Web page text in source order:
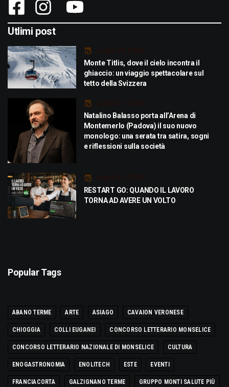
Utlimi post
Luglio 29, 2026
Monte Titlis, dove il cielo incontra il
ghiaccio: un viaggio spettacolare sul
tetto della Svizzera
Luglio 21, 2026
Natalino Balasso porta all’Arena di
Montemerlo (Padova) il suo nuovo
monologo: una serata tra satira, sogni
e riflessioni sulla società
Luglio 21, 2026
RESTART GO: QUANDO IL LAVORO
TORNA AD AVERE UN VOLTO
Popular Tags
ABANO TERME ARTE ASIAGO CAVAION VERONESE
CHIOGGIA COLLI EUGANEI CONCORSO LETTERARIO MONSELICE
CONCORSO LETTERARIO NAZIONALE DI MONSELICE CULTURA
ENOGASTRONOMIA ENOLITECH ESTE EVENTI
FRANCIACORTA GALZIGNANO TERME GRUPPO MONTI SALUTE PIÙ